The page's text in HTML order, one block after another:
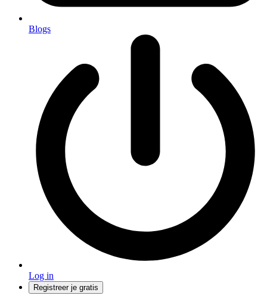
Blogs
Log in
Registreer je gratis